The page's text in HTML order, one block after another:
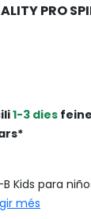
PRO
1-3 dies
Kids para
més